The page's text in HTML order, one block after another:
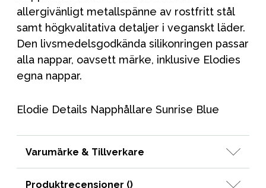
allergivänligt metallspänne av rostfritt stål
samt högkvalitativa detaljer i veganskt läder.
Den livsmedelsgodkända silikonringen passar
alla nappar, oavsett märke, inklusive Elodies
egna nappar.
Elodie Details Napphållare Sunrise Blue
Varumärke & Tillverkare
Produktrecensioner ()